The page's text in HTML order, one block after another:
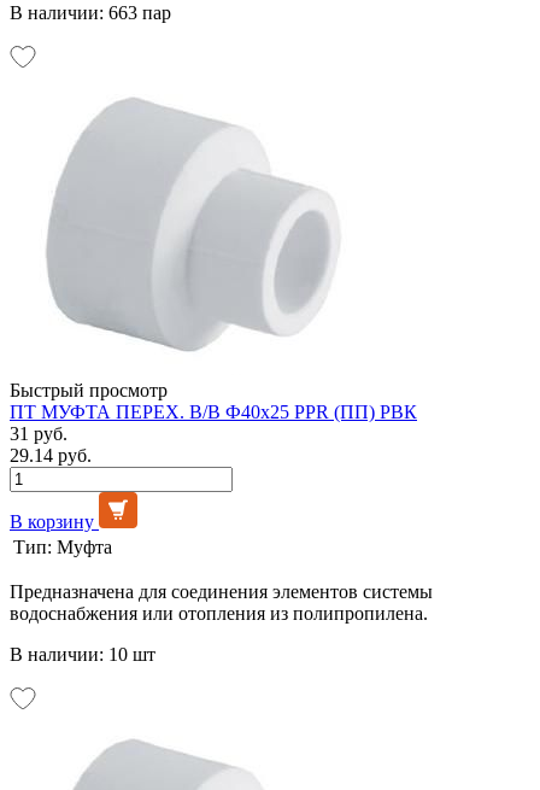
В наличии: 663 пар
Быстрый просмотр
ПТ МУФТА ПЕРЕХ. В/В Ф40х25 PPR (ПП) РВК
31 руб.
29.14 руб.
В корзину
Тип: Муфта
Предназначена для соединения элементов системы
водоснабжения или отопления из полипропилена.
В наличии: 10 шт